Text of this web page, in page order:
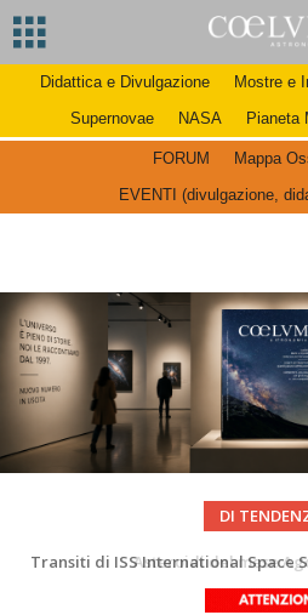
Didattica e Divulgazione Mostre e
Supernovae
NASA Pianeta
FORUM
Mappa
EVENTI (divulgazione,
DI
La Luna del Mese –